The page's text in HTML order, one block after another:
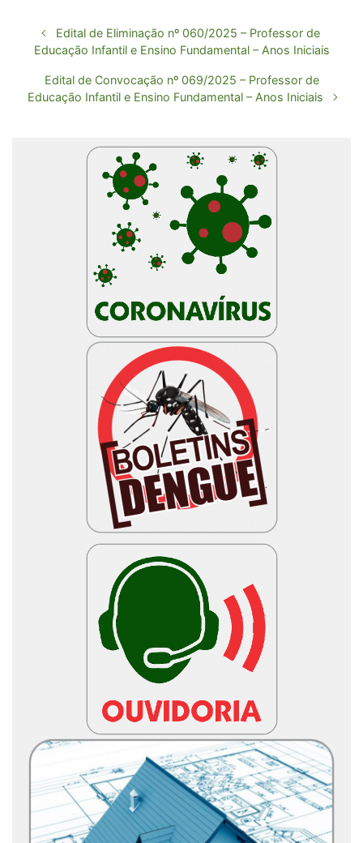
Edital de Eliminação nº 060/2025 – Professor de
Educação Infantil e Ensino Fundamental – Anos Iniciais
Edital de Convocação nº 069/2025 – Professor de
Educação Infantil e Ensino Fundamental – Anos Iniciais